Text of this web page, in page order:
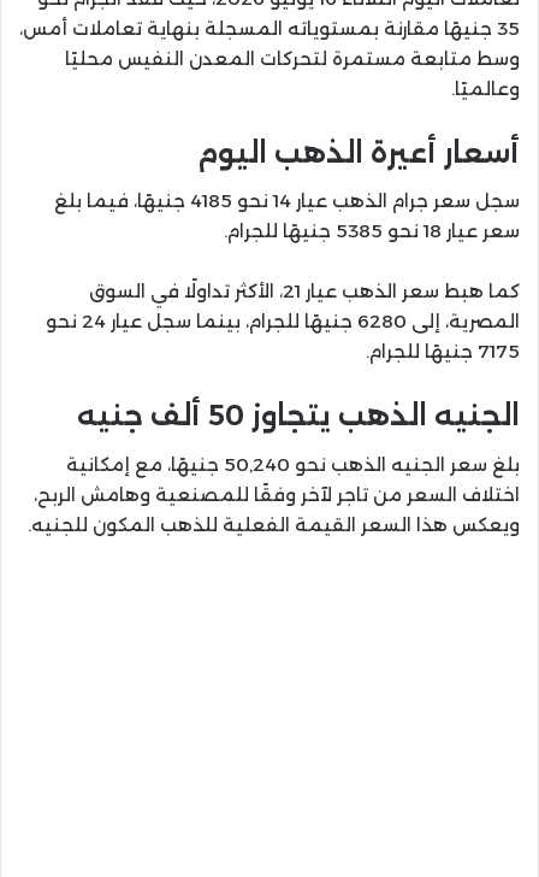
35 جنيهًا مقارنة بمستوياته المسجلة بنهاية تعاملات أمس،
وسط متابعة مستمرة لتحركات المعدن النفيس محليًا
وعالميًا.
أسعار أعيرة الذهب اليوم
سجل سعر جرام الذهب عيار 14 نحو 4185 جنيهًا، فيما بلغ
سعر عيار 18 نحو 5385 جنيهًا للجرام.
كما هبط سعر الذهب عيار 21، الأكثر تداولًا في السوق
المصرية، إلى 6280 جنيهًا للجرام، بينما سجل عيار 24 نحو
7175 جنيهًا للجرام.
الجنيه الذهب يتجاوز 50 ألف جنيه
بلغ سعر الجنيه الذهب نحو 50,240 جنيهًا، مع إمكانية
اختلاف السعر من تاجر لآخر وفقًا للمصنعية وهامش الربح،
ويعكس هذا السعر القيمة الفعلية للذهب المكون للجنيه.